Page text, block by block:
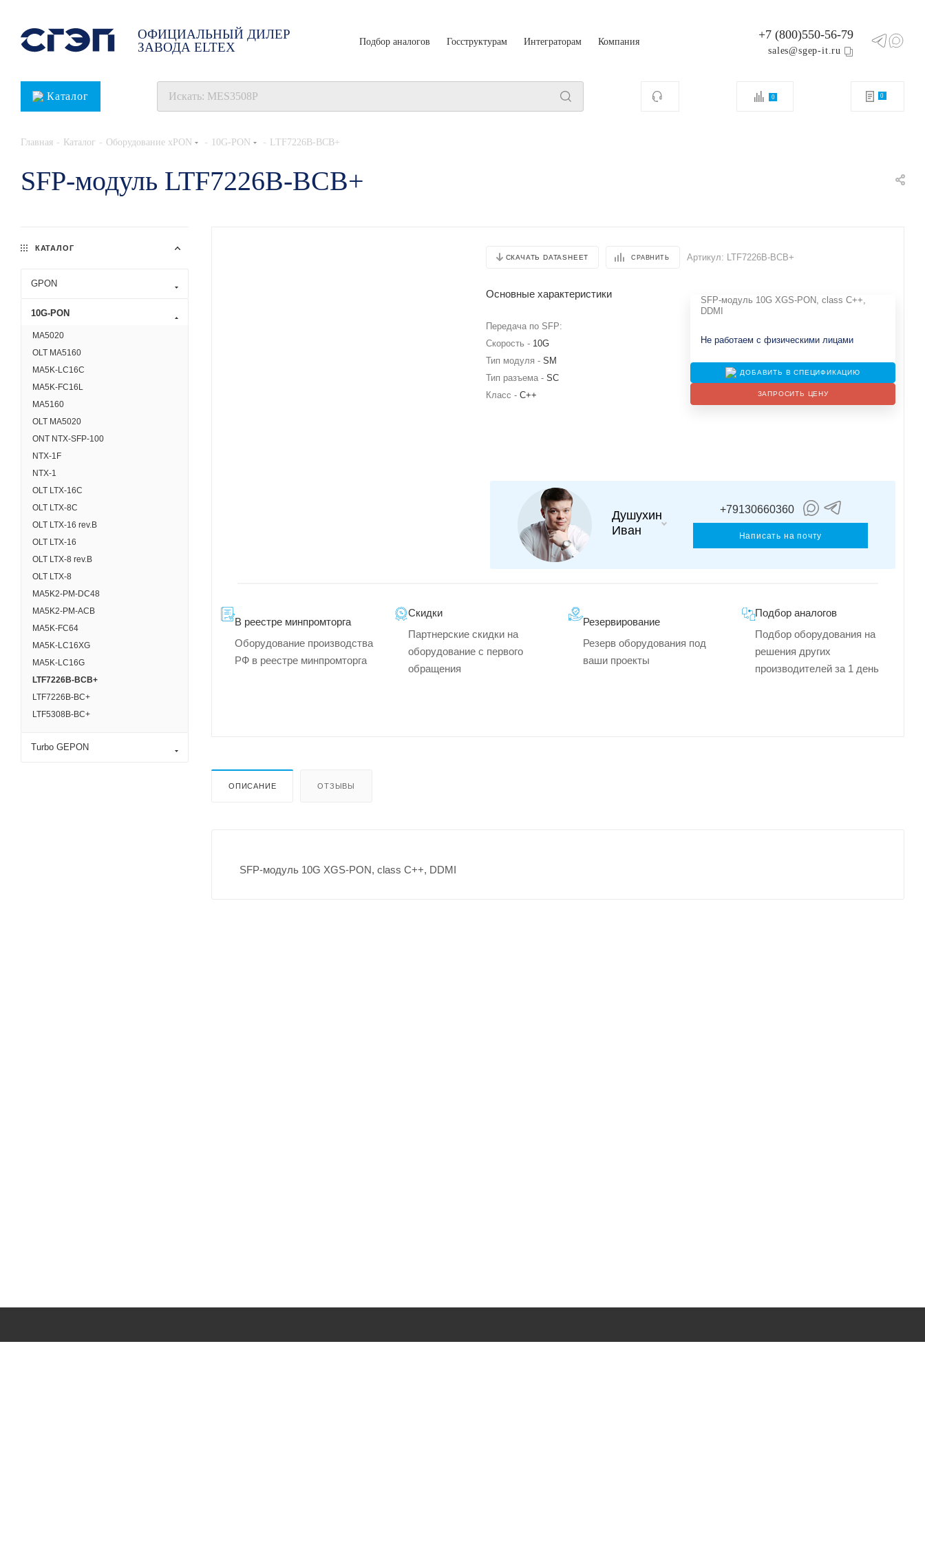
ОФИЦИАЛЬНЫЙ ДИЛЕР
ЗАВОДА ELTEX
Подбор аналогов Госструктурам Интеграторам Компания +7 (800)550-56-79
sales@sgep-it.ru
Каталог 0 0
Главная - Каталог - Оборудование xPON - 10G-PON - LTF7226B-BCB+
SFP-модуль LTF7226B-BCB+
СКАЧАТЬ DATASHEET СРАВНИТЬ Артикул: LTF7226B-BCB+
Основные характеристики
Передача по SFP:
Скорость - 10G
Тип модуля - SM
Тип разъема - SC
Класс - C++
SFP-модуль 10G XGS-PON, class C++,
DDMI
Не работаем с физическими лицами
ДОБАВИТЬ В СПЕЦИФИКАЦИЮ
ЗАПРОСИТЬ ЦЕНУ
Душухин
Иван
+79130660360
Написать на почту
В реестре минпромторга
Оборудование производства
РФ в реестре минпромторга
Скидки
Партнерские скидки на
оборудование с первого
обращения
Резервирование
Резерв оборудования под
ваши проекты
Подбор аналогов
Подбор оборудования на
решения других
производителей за 1 день
ОПИСАНИЕ ОТЗЫВЫ
SFP-модуль 10G XGS-PON, class C++, DDMI
КАТАЛОГ
GPON
10G-PON
MA5020
OLT MA5160
MA5K-LC16С
MA5K-FC16L
MA5160
OLT MA5020
ONT NTX-SFP-100
NTX-1F
NTX-1
OLT LTX-16C
OLT LTX-8C
OLT LTX-16 rev.B
OLT LTX-16
OLT LTX-8 rev.B
OLT LTX-8
МA5K2-PM-DC48
MA5K2-PM-ACB
MA5K-FC64
MA5K-LC16XG
MA5K-LC16G
LTF7226B-BCB+
LTF7226B-BC+
LTF5308B-BC+
Turbo GEPON